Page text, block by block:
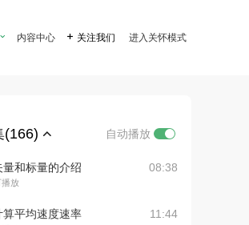
 内容中心  关注我们 进入关怀模式
(166) 自动播放
量和标量的介绍
放
08:38
算平均速度速率 11:44